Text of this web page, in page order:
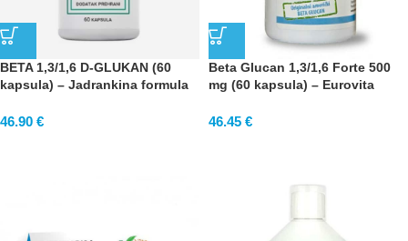
BETA 1,3/1,6 D-GLUKAN (60
kapsula) – Jadrankina formula
46.90 €
Beta Glucan 1,3/1,6 Forte 500
mg (60 kapsula) – Eurovita
46.45 €